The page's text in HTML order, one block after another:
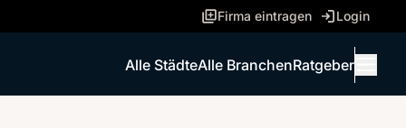
Firma eintragen Login
Alle StädteAlle BranchenRatgeber